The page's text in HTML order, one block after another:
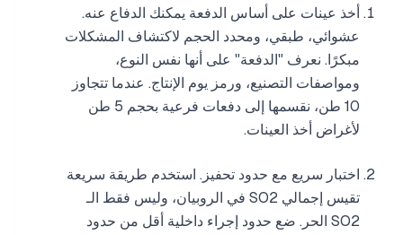
أخذ عينات على أساس الدفعة يمكنك الدفاع عنه.
عشوائي، طبقي، ومحدد الحجم لاكتشاف المشكلات
مبكرًا. نعرف "الدفعة" على أنها نفس النوع،
ومواصفات التصنيع، ورمز يوم الإنتاج. عندما تتجاوز
10 طن، نقسمها إلى دفعات فرعية بحجم 5 طن
لأغراض أخذ العينات.
اختبار سريع مع حدود تحفيز. استخدم طريقة سريعة
تقيس إجمالي SO2 في الروبيان، وليس فقط الـ
SO2 الحر. ضع حدود إجراء داخلية أقل من حدود